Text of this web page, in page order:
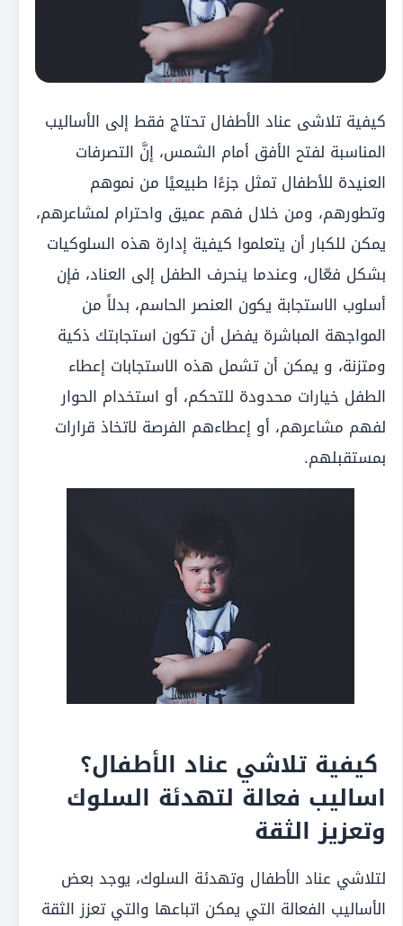
كيفية تلاشى عناد الأطفال تحتاج فقط إلى الأساليب
المناسبة لفتح الأفق أمام الشمس، إنَّ التصرفات
العنيدة للأطفال تمثل جزءًا طبيعيًا من نموهم
وتطورهم، ومن خلال فهم عميق واحترام لمشاعرهم،
يمكن للكبار أن يتعلموا كيفية إدارة هذه السلوكيات
بشكل فعّال، وعندما ينحرف الطفل إلى العناد، فإن
أسلوب الاستجابة يكون العنصر الحاسم، بدلاً من
المواجهة المباشرة يفضل أن تكون استجابتك ذكية
ومتزنة، و يمكن أن تشمل هذه الاستجابات إعطاء
الطفل خيارات محدودة للتحكم، أو استخدام الحوار
لفهم مشاعرهم، أو إعطاءهم الفرصة لاتخاذ قرارات
بمستقبلهم.
كيفية تلاشي عناد الأطفال؟
اساليب فعالة لتهدئة السلوك
وتعزيز الثقة
لتلاشي عناد الأطفال وتهدئة السلوك، يوجد بعض
الأساليب الفعالة التي يمكن اتباعها والتي تعزز الثقة